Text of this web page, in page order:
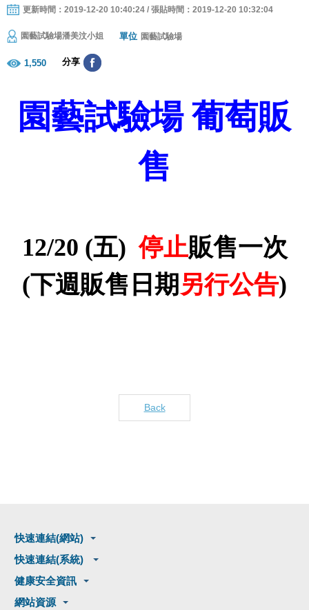
更新時間：2019-12-20 10:40:24 / 張貼時間：2019-12-20 10:32:04
園藝試驗場潘美汶小姐 單位 園藝試驗場
1,550 分享
園藝試驗場 葡萄販
售
12/20 (五) 停止販售一次
(下週販售日期 另行公告)
Back
快速連結(網站)
快速連結(系統)
健康安全資訊
網站資源